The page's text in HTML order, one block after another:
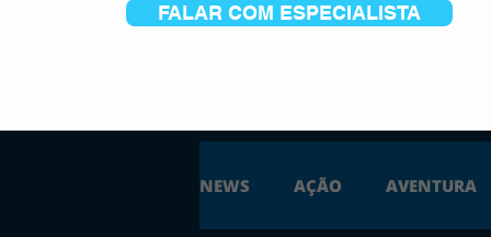
FALAR COM ESPECIALISTA
NEWS AÇÃO AVENTURA